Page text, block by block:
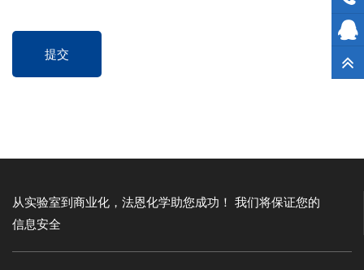
提交
从实验室到商业化，法恩化学助您成功！ 我们将保证您的
信息安全